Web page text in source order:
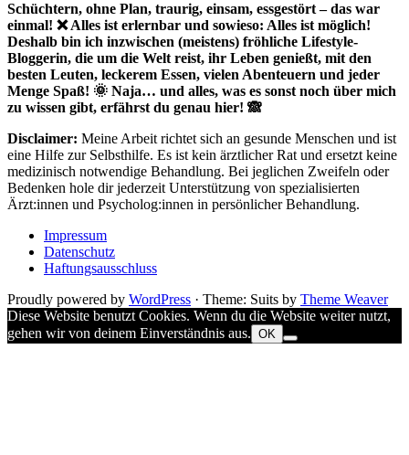
Schüchtern, ohne Plan, traurig, einsam, essgestört – das war
einmal! ❌ Alles ist erlernbar und sowieso: Alles ist möglich!
Deshalb bin ich inzwischen (meistens) fröhliche Lifestyle-
Bloggerin, die um die Welt reist, ihr Leben genießt, mit den
besten Leuten, leckerem Essen, vielen Abenteuern und jeder
Menge Spaß! 🌞 Naja… und alles, was es sonst noch über mich
zu wissen gibt, erfährst du genau hier! 🙈
Disclaimer: Meine Arbeit richtet sich an gesunde Menschen und ist
eine Hilfe zur Selbsthilfe. Es ist kein ärztlicher Rat und ersetzt keine
medizinisch notwendige Behandlung. Bei jeglichen Zweifeln oder
Bedenken hole dir jederzeit Unterstützung von spezialisierten
Ärzt:innen und Psycholog:innen in persönlicher Behandlung.
Impressum
Datenschutz
Haftungsausschluss
Proudly powered by WordPress · Theme: Suits by Theme Weaver
Diese Website benutzt Cookies. Wenn du die Website weiter nutzt,
gehen wir von deinem Einverständnis aus. OK